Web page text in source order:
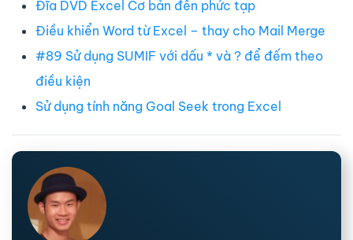
Đĩa DVD Excel Cơ bản đến phức tạp
Điều khiển Word từ Excel – thay cho Mail Merge
#89 Sử dụng SUMIF với dấu * và ? để đếm theo
điều kiện
Sử dụng tính năng Goal Seek trong Excel